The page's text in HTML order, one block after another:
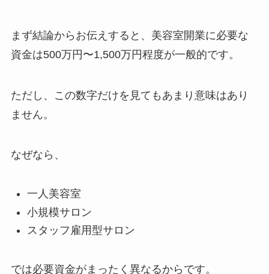
まず結論からお伝えすると、美容室開業に必要な
資金は500万円〜1,500万円程度が一般的です。
ただし、この数字だけを見てもあまり意味はあり
ません。
なぜなら、
一人美容室
小規模サロン
スタッフ雇用型サロン
では必要資金がまったく異なるからです。